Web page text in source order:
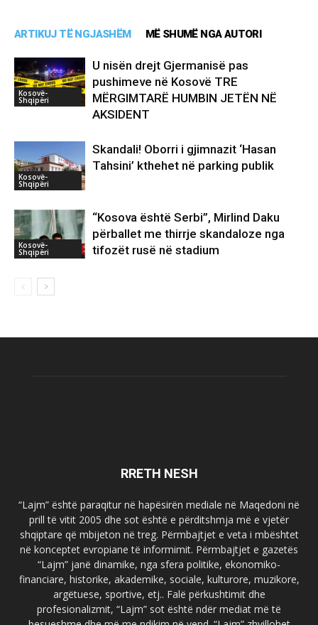
ARTIKUJ TË NGJASHËM MË SHUMË NGA AUTORI
Kosovë-
Shqipëri
U nisën drejt Gjermanisë pas
pushimeve në Kosovë TRE
MËRGIMTARË HUMBIN JETËN NË
AKSIDENT
Kosovë-
Shqipëri
Skandali! Oborri i gjimnazit ‘Hasan
Tahsini’ kthehet në parking publik
Kosovë-
Shqipëri
“Kosova është Serbi”, Mirlind Daku
përballet me thirrje skandaloze nga
tifozët rusë në stadium
RRETH NESH
“Lajm” është paraqitur në hapësirën mediale në Maqedoni në
prill të vitit 2005 dhe sot është e përditshmja më e vjetër
shqiptare që mbijeton në treg. Përmbajtjet e veta i mbështet
në konceptet evropiane të informimit. Përmbajtjet e gazetës
“Lajm” janë dinamike, nga sfera politike, ekonomiko-
financiare, historike, akademike, sociale, kulturore, muzikore,
argëtuese, sportive, etj.. Falë përkushtimit dhe
profesionalizmit, “Lajm” sot është ndër mediat më të